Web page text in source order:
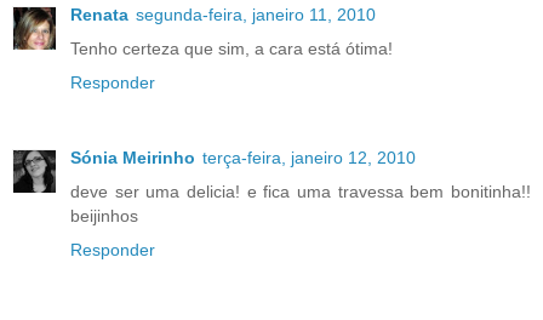
Renata segunda-feira, janeiro 11, 2010
Tenho certeza que sim, a cara está ótima!
Responder
Sónia Meirinho terça-feira, janeiro 12, 2010
deve ser uma delicia! e fica uma travessa bem bonitinha!!
beijinhos
Responder